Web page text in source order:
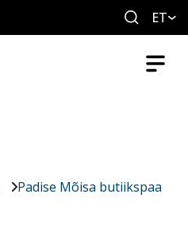
ET
Padise Mõisa butiikspaa